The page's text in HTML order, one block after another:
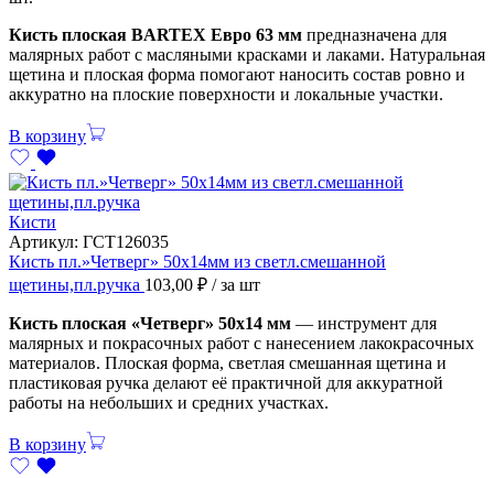
Кисть плоская BARTEX Евро 63 мм предназначена для
малярных работ с масляными красками и лаками. Натуральная
щетина и плоская форма помогают наносить состав ровно и
аккуратно на плоские поверхности и локальные участки.
В корзину
Кисти
Артикул: ГСТ126035
Кисть пл.»Четверг» 50х14мм из светл.смешанной
щетины,пл.ручка 103,00 ₽ / за шт
Кисть плоская «Четверг» 50х14 мм — инструмент для
малярных и покрасочных работ с нанесением лакокрасочных
материалов. Плоская форма, светлая смешанная щетина и
пластиковая ручка делают её практичной для аккуратной
работы на небольших и средних участках.
В корзину